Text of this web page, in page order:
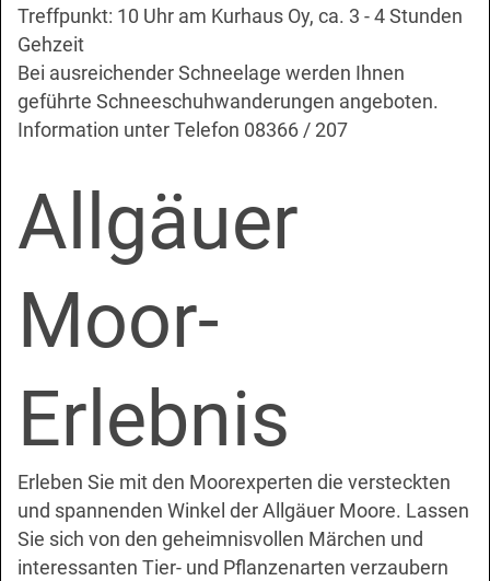
Treffpunkt: 10 Uhr am Kurhaus Oy, ca. 3 - 4 Stunden
Gehzeit
Bei ausreichender Schneelage werden Ihnen
geführte Schneeschuhwanderungen angeboten.
Information unter Telefon 08366 / 207
Allgäuer
Moor-
Erlebnis
Erleben Sie mit den Moorexperten die versteckten
und spannenden Winkel der Allgäuer Moore. Lassen
Sie sich von den geheimnisvollen Märchen und
interessanten Tier- und Pflanzenarten verzaubern